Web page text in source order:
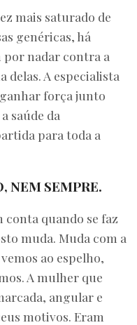
mais saturado de
genéricas, há
por nadar contra a
delas. A especialista
força junto
saúde da
para toda a
NEM SEMPRE.
quando se faz
muda. Muda com a
ao espelho,
A mulher que
angular e
motivos. Eram